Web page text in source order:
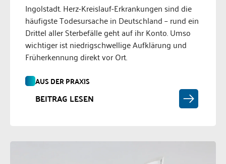
Ingolstadt. Herz-Kreislauf-Erkrankungen sind die
häufigste Todesursache in Deutschland – rund ein
Drittel aller Sterbefälle geht auf ihr Konto. Umso
wichtiger ist niedrigschwellige Aufklärung und
Früherkennung direkt vor Ort.
AUS DER PRAXIS
BEITRAG LESEN